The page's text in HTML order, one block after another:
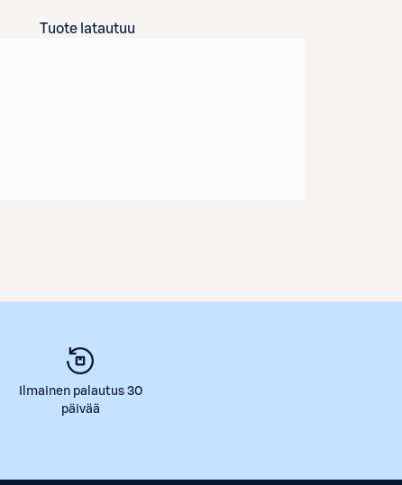
Tuote latautuu
Ilmainen palautus 30
päivää